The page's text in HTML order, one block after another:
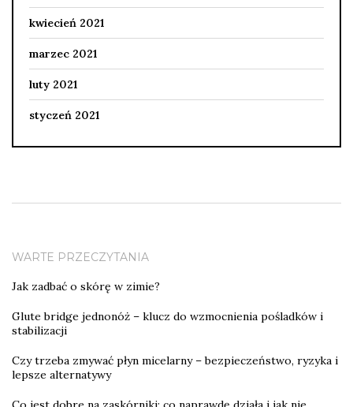
kwiecień 2021
marzec 2021
luty 2021
styczeń 2021
WARTE PRZECZYTANIA
Jak zadbać o skórę w zimie?
Glute bridge jednonóż – klucz do wzmocnienia pośladków i
stabilizacji
Czy trzeba zmywać płyn micelarny – bezpieczeństwo, ryzyka i
lepsze alternatywy